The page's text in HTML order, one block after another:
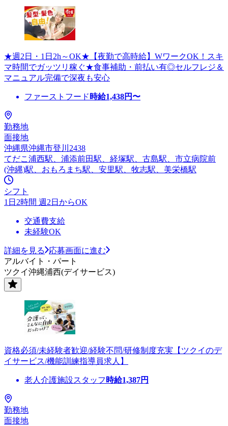
★週2日・1日2h～OK★【夜勤で高時給】WワークOK！スキ
マ時間でガッツリ稼ぐ★食事補助・前払い有◎セルフレジ＆
マニュアル完備で深夜も安心
ファーストフード 時給1,438円〜
勤務地
面接地
沖縄県沖縄市登川2438
てだこ浦西駅、浦添前田駅、経塚駅、古島駅、市立病院前
(沖縄)駅、おもろまち駅、安里駅、牧志駅、美栄橋駅
シフト
1日2時間 週2日からOK
交通費支給
未経験OK
詳細を見る
応募画面に進む
アルバイト・パート
ツクイ沖縄浦西(デイサービス)
資格必須/未経験者歓迎/経験不問/研修制度充実【ツクイのデ
イサービス/機能訓練指導員求人】
老人介護施設スタッフ 時給1,387円
勤務地
面接地